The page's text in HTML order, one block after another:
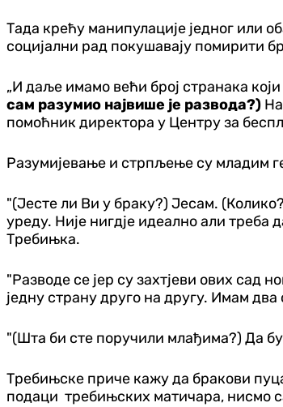
Тада крећу манипулације једног или
социјални рад покушавају помирити
„И даље имамо већи број странака
сам разумио највише је развода?)
помоћник директора у Центру за
Разумијевање и стрпљење су младим
"(Јесте ли Ви у браку?) Јесам.
уреду. Није нигдје идеално али треба
Требињка.
"Разводе се јер су захтјеви ових сад
једну страну друго на другу. Имам
"(Шта би сте поручили млађима?) Да
Требињске приче кажу да бракови
подаци требињских матичара, нисмо